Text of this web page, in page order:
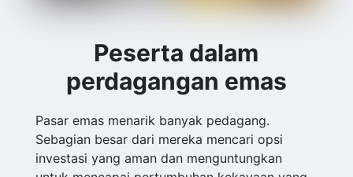
Peserta dalam
perdagangan emas
Pasar emas menarik banyak pedagang.
Sebagian besar dari mereka mencari opsi
investasi yang aman dan menguntungkan